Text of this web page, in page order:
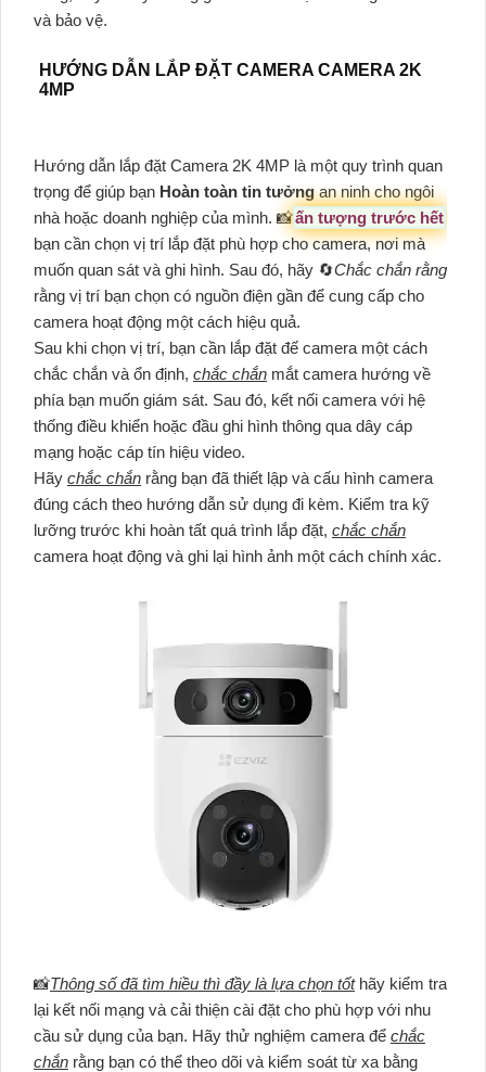
và bảo vệ.
HƯỚNG DẪN LẮP ĐẶT CAMERA CAMERA 2K
4MP
Hướng dẫn lắp đặt Camera 2K 4MP là một quy trình quan
trọng để giúp bạn Hoàn toàn tin tưởngan ninh cho ngôi
nhà hoặc doanh nghiệp của mình. 📸ấn tượng trước hết
bạn cần chọn vị trí lắp đặt phù hợp cho camera, nơi mà
muốn quan sát và ghi hình. Sau đó, hãy 🔄Chắc chắn rằng
rằng vị trí bạn chọn có nguồn điện gần để cung cấp cho
camera hoạt động một cách hiệu quả.
Sau khi chọn vị trí, bạn cần lắp đặt đế camera một cách
chắc chắn và ổn định, chắc chắn mắt camera hướng về
phía bạn muốn giám sát. Sau đó, kết nối camera với hệ
thống điều khiển hoặc đầu ghi hình thông qua dây cáp
mạng hoặc cáp tín hiệu video.
Hãy chắc chắn rằng bạn đã thiết lập và cấu hình camera
đúng cách theo hướng dẫn sử dụng đi kèm. Kiểm tra kỹ
lưỡng trước khi hoàn tất quá trình lắp đặt, chắc chắn
camera hoạt động và ghi lại hình ảnh một cách chính xác.
📸Thông số đã tìm hiều thì đầy là lựa chọn tốthãy kiểm tra
lại kết nối mạng và cải thiện cài đặt cho phù hợp với nhu
cầu sử dụng của bạn. Hãy thử nghiệm camera để chắc
chắn rằng bạn có thể theo dõi và kiểm soát từ xa bằng